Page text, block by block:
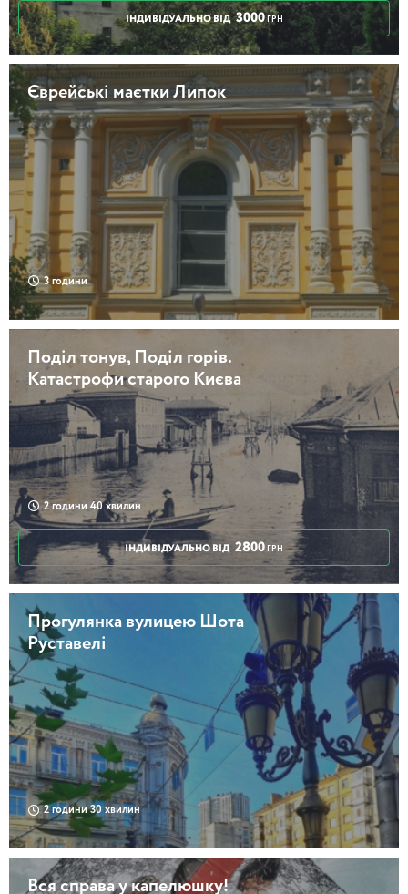
ІНДИВІДУАЛЬНО ВІД 3000 ГРН
Єврейські маєтки Липок
3 години
Поділ тонув, Поділ горів.
Катастрофи старого Києва
2 години 40 хвилин
ІНДИВІДУАЛЬНО ВІД 2800 ГРН
Прогулянка вулицею Шота
Руставелі
2 години 30 хвилин
Вся справа у капелюшку!